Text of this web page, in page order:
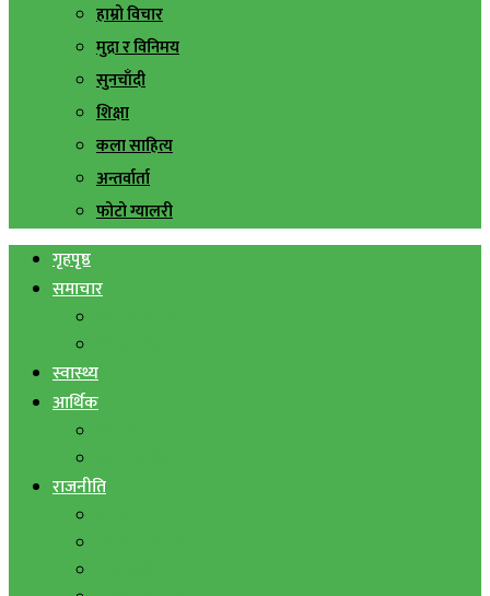
हाम्रो विचार
मुद्रा र विनिमय
सुनचाँदी
शिक्षा
कला साहित्य
अन्तर्वार्ता
फोटो ग्यालरी
गृहपृष्ठ
समाचार
स्वास्थ्य
आर्थिक
राजनीति